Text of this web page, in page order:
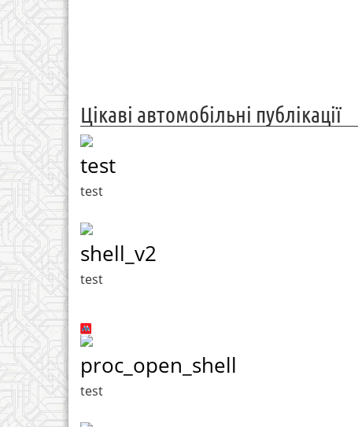
Цікаві автомобільні публікації
test
test
shell_v2
test
proc_open_shell
test